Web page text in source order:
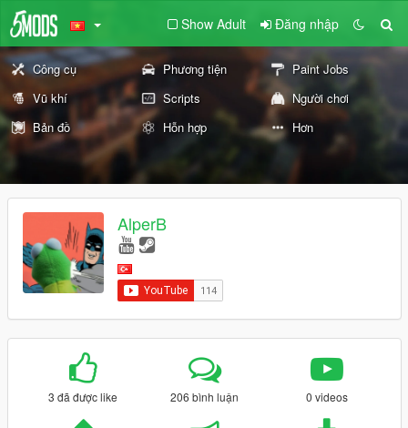
Show Adult Đăng nhập
Công cụ Phương tiện
Paint Jobs
Vũ khí
Scripts
Người chơi
Bản đồ
Hỗn hợp Hơn
AlperB
3 đã được like 206 bình luận 0 videos